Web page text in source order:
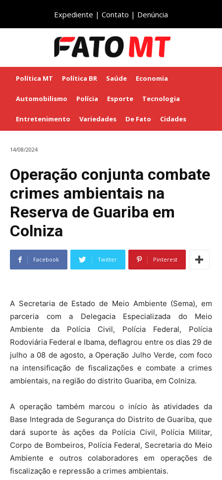
Expediente | Contato | Denúncia
Política MT Política BR Saúde Economia
Automobilismo Polícia Esporte Tecnologia
Entretenimento Variedades De Fato Cidades
14/08/2024
Operação conjunta combate
crimes ambientais na
Reserva de Guariba em
Colniza
Facebook Twitter Pinterest
A Secretaria de Estado de Meio Ambiente (Sema), em
parceria com a Delegacia Especializada do Meio
Ambiente da Polícia Civil, Polícia Federal, Polícia
Rodoviária Federal e Ibama, deflagrou entre os dias 29 de
julho a 08 de agosto, a Operação Julho Verde, com foco
na intensificação de fiscalizações e combate a crimes
ambientais, na região do distrito Guariba, em Colniza.
A operação também marcou o início às atividades da
Base Integrada de Segurança do Distrito de Guariba, que
dará suporte às ações da Polícia Civil, Polícia Militar,
Corpo de Bombeiros, Polícia Federal, Secretaria do Meio
Ambiente e outros colaboradores em operações de
fiscalização e repressão a crimes ambientais.